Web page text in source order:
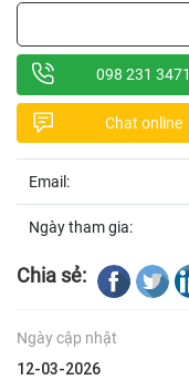
098 231 3471
Chat online
Email:
Ngày tham gia:
Chia sẻ:
Ngày cập nhật
12-03-2026